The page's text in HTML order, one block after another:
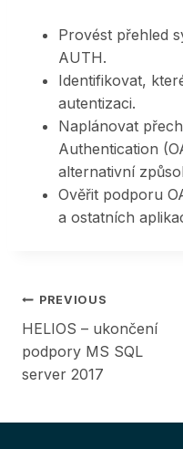
Provést přehled
AUTH.
Identifikovat,
autentizaci.
Naplánovat
Authentication
alternativní
Ověřit podporu
a ostatních
Post
navigation
PREVIOUS
HELIOS – ukončení
podpory MS SQL
server 2017